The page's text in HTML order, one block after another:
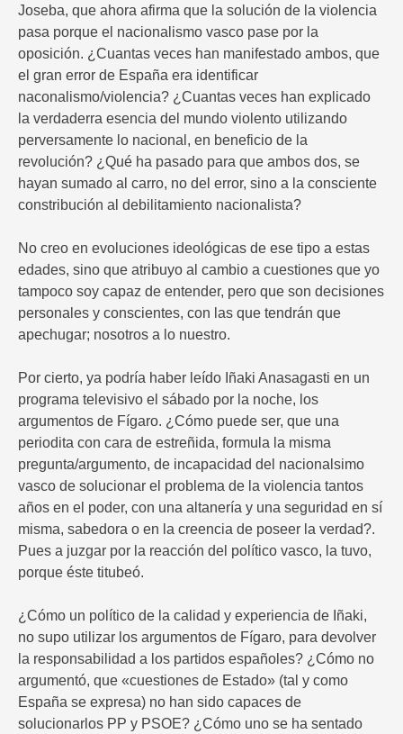
Joseba, que ahora afirma que la solución de la violencia
pasa porque el nacionalismo vasco pase por la
oposición. ¿Cuantas veces han manifestado ambos, que
el gran error de España era identificar
naconalismo/violencia? ¿Cuantas veces han explicado
la verdaderra esencia del mundo violento utilizando
perversamente lo nacional, en beneficio de la
revolución? ¿Qué ha pasado para que ambos dos, se
hayan sumado al carro, no del error, sino a la consciente
constribución al debilitamiento nacionalista?
No creo en evoluciones ideológicas de ese tipo a estas
edades, sino que atribuyo al cambio a cuestiones que yo
tampoco soy capaz de entender, pero que son decisiones
personales y conscientes, con las que tendrán que
apechugar; nosotros a lo nuestro.
Por cierto, ya podría haber leído Iñaki Anasagasti en un
programa televisivo el sábado por la noche, los
argumentos de Fígaro. ¿Cómo puede ser, que una
periodita con cara de estreñida, formula la misma
pregunta/argumento, de incapacidad del nacionalsimo
vasco de solucionar el problema de la violencia tantos
años en el poder, con una altanería y una seguridad en sí
misma, sabedora o en la creencia de poseer la verdad?.
Pues a juzgar por la reacción del político vasco, la tuvo,
porque éste titubeó.
¿Cómo un político de la calidad y experiencia de Iñaki,
no supo utilizar los argumentos de Fígaro, para devolver
la responsabilidad a los partidos españoles? ¿Cómo no
argumentó, que «cuestiones de Estado» (tal y como
España se expresa) no han sido capaces de
solucionarlos PP y PSOE? ¿Cómo uno se ha sentado